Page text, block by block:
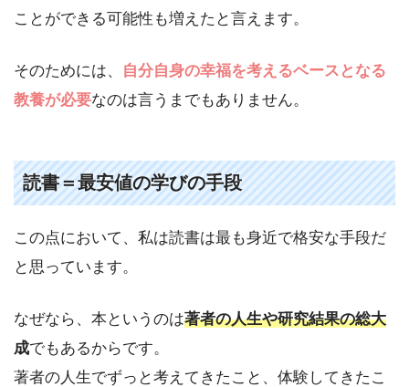
ことができる可能性も増えたと言えます。
そのためには、
自分自身の幸福を考えるベースとなる
教養が必要なのは言うまでもありません。
読書＝最安値の学びの手段
この点において、私は読書は最も身近で格安な手段だ
と思っています。
なぜなら、本というのは著者の人生や研究結果の総大
成でもあるからです。
著者の人生でずっと考えてきたこと、体験してきたこ